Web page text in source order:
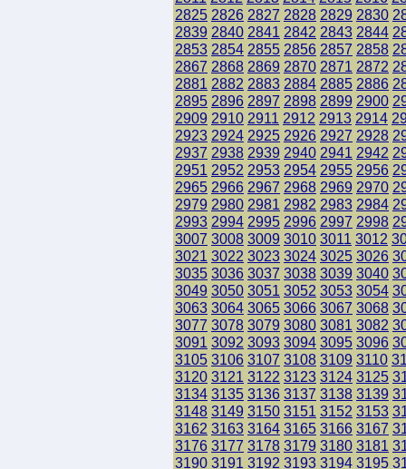
2825 2826 2827 2828 2829 2830
2839 2840 2841 2842 2843 2844
2853 2854 2855 2856 2857 2858
2867 2868 2869 2870 2871 2872
2881 2882 2883 2884 2885 2886
2895 2896 2897 2898 2899 2900
2909 2910 2911 2912 2913 2914
2923 2924 2925 2926 2927 2928
2937 2938 2939 2940 2941 2942
2951 2952 2953 2954 2955 2956
2965 2966 2967 2968 2969 2970
2979 2980 2981 2982 2983 2984
2993 2994 2995 2996 2997 2998
3007 3008 3009 3010 3011 3012
3021 3022 3023 3024 3025 3026
3035 3036 3037 3038 3039 3040
3049 3050 3051 3052 3053 3054
3063 3064 3065 3066 3067 3068
3077 3078 3079 3080 3081 3082
3091 3092 3093 3094 3095 3096
3105 3106 3107 3108 3109 3110
3120 3121 3122 3123 3124 3125
3134 3135 3136 3137 3138 3139
3148 3149 3150 3151 3152 3153
3162 3163 3164 3165 3166 3167
3176 3177 3178 3179 3180 3181
3190 3191 3192 3193 3194 3195